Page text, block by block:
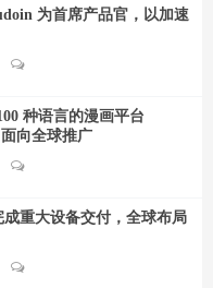
为首席产品官，以加速
种语言的漫画平台
向全球推广
重大设备交付，全球布局